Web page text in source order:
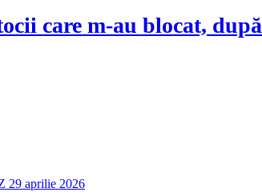
care m-au blocat,
29 aprilie 2026